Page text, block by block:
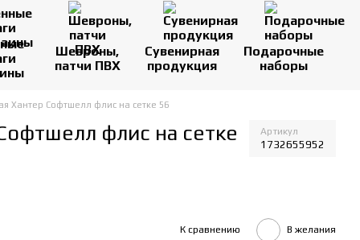
Шевроны,
патчи ПВХ
Сувенирная
продукция
Подарочные
наборы
Хантер Софтшелл флис на сетке 56
флис на сетке Артикул
1732655952
К сравнению В желания